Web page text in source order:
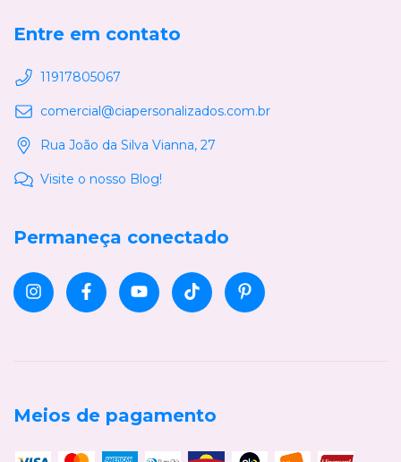
Entre em contato
11917805067
comercial@ciapersonalizados.com.br
Rua João da Silva Vianna, 27
Visite o nosso Blog!
Permaneça conectado
Meios de pagamento